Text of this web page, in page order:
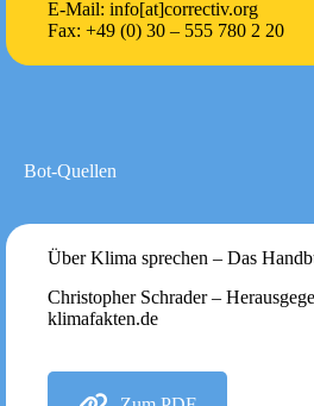
E-Mail: info[at]correctiv.org
Fax: +49 (0) 30 – 555 780 2 20
Bot-Quellen
Über Klima sprechen – Das
Christopher Schrader –
klimafakten.de